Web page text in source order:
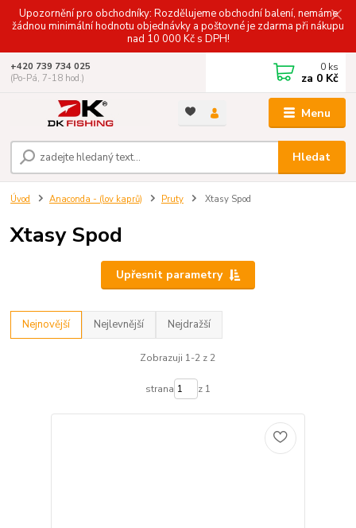
Upozornění pro obchodníky: Rozdělujeme obchodní balení, nemáme
žádnou minimální hodnotu objednávky a poštovné je zdarma při nákupu
nad 10 000 Kč s DPH!
Menu
Hledat
+420 739 734 025
(Po-Pá, 7-18 hod.)
0 ks
za 0 Kč
Úvod Anaconda - (lov kaprů) Pruty Xtasy Spod
Xtasy Spod
Upřesnit parametry
Nejnovější Nejlevnější Nejdražší
Zobrazuji 1-2 z 2
strana z 1